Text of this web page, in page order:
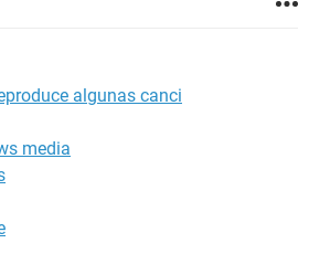
algunas canci
media